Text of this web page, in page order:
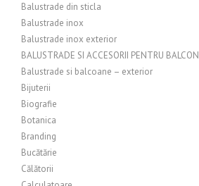
Balustrade din sticla
Balustrade inox
Balustrade inox exterior
BALUSTRADE SI ACCESORII PENTRU BALCON
Balustrade si balcoane – exterior
Bijuterii
Biografie
Botanica
Branding
Bucătărie
Călătorii